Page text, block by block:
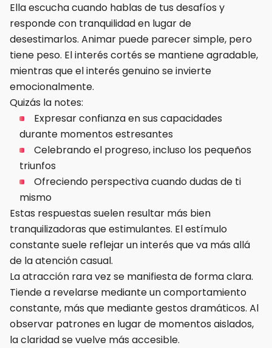
Ella escucha cuando hablas de tus desafíos y
responde con tranquilidad en lugar de
desestimarlos. Animar puede parecer simple, pero
tiene peso. El interés cortés se mantiene agradable,
mientras que el interés genuino se invierte
emocionalmente.
Quizás la notes:
Expresar confianza en sus capacidades
durante momentos estresantes
Celebrando el progreso, incluso los pequeños
triunfos
Ofreciendo perspectiva cuando dudas de ti
mismo
Estas respuestas suelen resultar más bien
tranquilizadoras que estimulantes. El estímulo
constante suele reflejar un interés que va más allá
de la atención casual.
La atracción rara vez se manifiesta de forma clara.
Tiende a revelarse mediante un comportamiento
constante, más que mediante gestos dramáticos. Al
observar patrones en lugar de momentos aislados,
la claridad se vuelve más accesible.